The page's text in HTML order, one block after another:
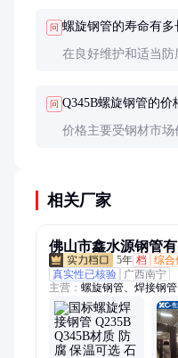
问 螺旋钢管的寿命有多
在良好维护和适当
问 Q345B螺旋钢管的价
价格主要受钢材市
相关厂家
佛山市鑫水源钢管有
5年 档 综合
真实性已核验
广西南宁
主营： 螺旋钢管、焊接钢
管、防腐钢管、型材配件